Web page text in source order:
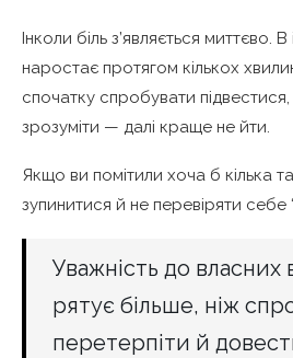
Інколи біль з’являється миттєво.
наростає протягом кількох
спочатку спробувати
зрозуміти — далі краще не йти.
Якщо ви помітили хоча б кілька
зупинитися й не перевіряти себе
Уважність до власних
рятує більше, ніж
перетерпіти й